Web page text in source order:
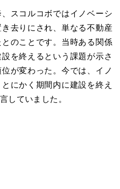
スコルコボではイノベーシ
去りにされ、単なる不動産
のことです。当時ある関係
を終えるという課題が示さ
が変わった。今では、イノ
にかく期間内に建設を終え
していました。